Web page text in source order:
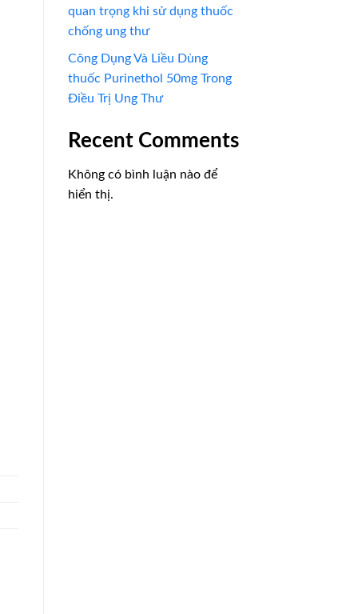
quan trọng khi sử dụng thuốc
chống ung thư
Công Dụng Và Liều Dùng
thuốc Purinethol 50mg Trong
Điều Trị Ung Thư
Recent Comments
Không có bình luận nào để
hiển thị.